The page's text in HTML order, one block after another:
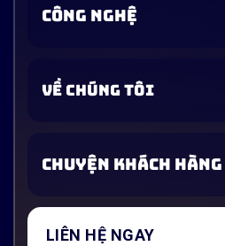
CÔNG NGHỆ
VỀ CHÚNG TÔI
CHUYỆN KHÁCH HÀNG
LIÊN HỆ NGAY